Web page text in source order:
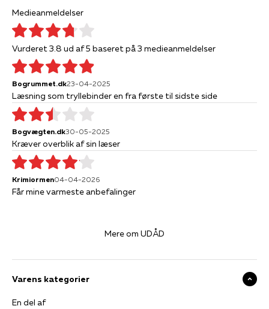
Medieanmeldelser
Vurderet 3.8 ud af 5 baseret på 3 medieanmeldelser
Bogrummet.dk23-04-2025
Læsning som tryllebinder en fra første til sidste side
Bogvægten.dk30-05-2025
Kræver overblik af sin læser
Krimiormen04-04-2026
Får mine varmeste anbefalinger
Mere om UDÅD
Varens kategorier
En del af